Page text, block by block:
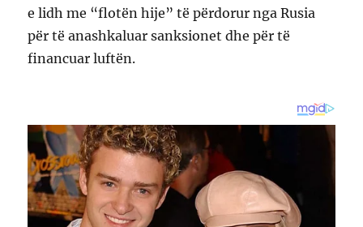
e lidh me “flotën hije” të përdorur nga Rusia
për të anashkaluar sanksionet dhe për të
financuar luftën.